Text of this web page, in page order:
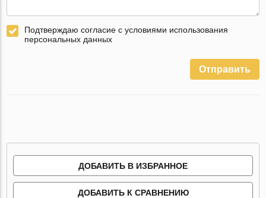
Подтверждаю согласие с условиями использования
персональных данных
Отправить
ДОБАВИТЬ В ИЗБРАННОЕ
ДОБАВИТЬ К СРАВНЕНИЮ